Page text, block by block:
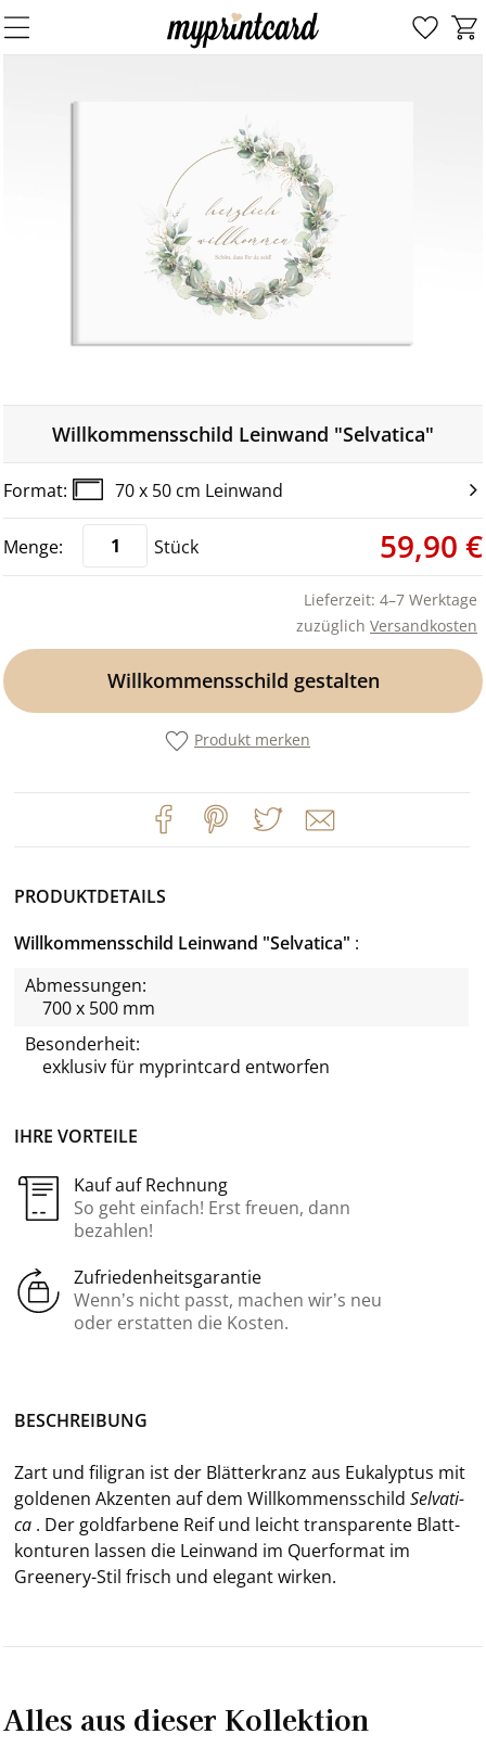
Willkommensschild Leinwand "Selvatica"
70 x 50 cm Leinwand
Stück 59,90 €
Lieferzeit: 4–7 Werktage
zuzüglich Versandkosten
Willkommensschild gestalten
Produkt merken
IHRE VORTEILE
Kauf auf Rechnung
So geht einfach! Erst freuen, dann
bezahlen!
Zufriedenheitsgarantie
Wenn’s nicht passt, machen wir’s neu
oder erstatten die Kosten.
PRODUKTDETAILS
Willkommensschild Leinwand "Selvatica"
Abmessungen:
700 x 500 mm
Besonderheit:
exklusiv für myprintcard entworfen
BE­SCHREI­BUNG
Zart und fi­li­gran ist der Blät­t­er­kranz aus Eu­ka­lyp­tus mit
gol­de­nen Ak­zen­ten auf dem Will­kom­mens­schild Sel­va­ti­
ca . Der gold­far­be­ne Reif und leicht trans­pa­ren­te Blatt­
kon­tu­ren las­sen die Lein­wand im Quer­for­mat im
Greenery-​Stil frisch und ele­gant wir­ken.
Alles aus dieser Kollektion